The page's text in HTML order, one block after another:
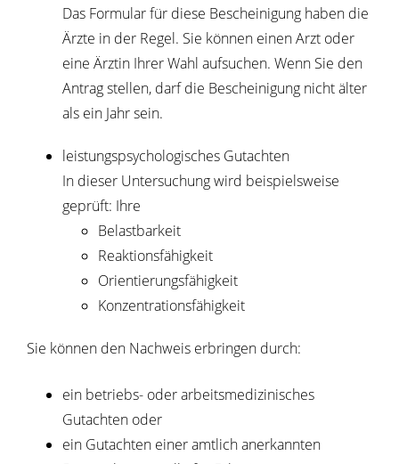
Das Formular für diese Bescheinigung haben die
Ärzte in der Regel. Sie können einen Arzt oder
eine Ärztin Ihrer Wahl aufsuchen. Wenn Sie den
Antrag stellen, darf die Bescheinigung nicht älter
als ein Jahr sein.
leistungspsychologisches Gutachten
In dieser Untersuchung wird beispielsweise
geprüft: Ihre
Belastbarkeit
Reaktionsfähigkeit
Orientierungsfähigkeit
Konzentrationsfähigkeit
Sie können den Nachweis erbringen durch:
ein betriebs- oder arbeitsmedizinisches
Gutachten oder
ein Gutachten einer amtlich anerkannten